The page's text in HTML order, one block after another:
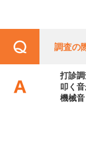
調査の
打診
叩く
機械